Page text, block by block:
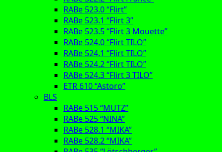
RABe 523.0 “Flirt”
RABe 523.1 “Flirt 3”
RABe 523.5 “Flirt 3 Mouette”
RABe 524.0 “Flirt TILO”
RABe 524.1 “Flirt TILO”
RABe 524.2 “Flirt TILO”
RABe 524.3 “Flirt 3 TILO”
ETR 610 “Astoro”
BLS
RABe 515 “MUTZ”
RABe 525 “NINA”
RABe 528.1 “MIKA”
RABe 528.2 “MIKA”